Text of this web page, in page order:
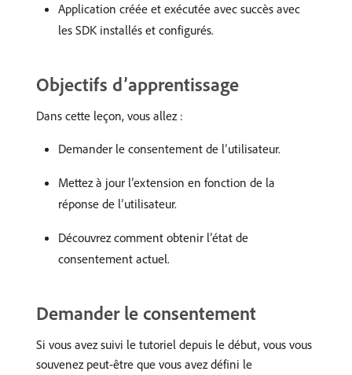
Application créée et exécutée avec succès avec
les SDK installés et configurés.
Objectifs d’apprentissage
Dans cette leçon, vous allez :
Demander le consentement de l’utilisateur.
Mettez à jour l’extension en fonction de la
réponse de l’utilisateur.
Découvrez comment obtenir l’état de
consentement actuel.
Demander le consentement
Si vous avez suivi le tutoriel depuis le début, vous vous
souvenez peut-être que vous avez défini le